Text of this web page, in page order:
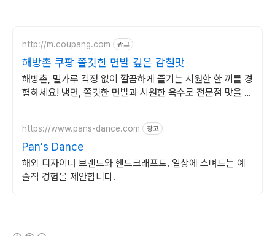
http://m.coupang.com 광고
해방촌 쿠팡 쫄깃한 면발 깊은 감칠맛
해방촌, 밀가루 걱정 없이 깔끔하게 즐기는 시원한 한 끼를 경
험하세요! 냉면, 쫄깃한 면발과 시원한 육수로 전문점 맛을 그
https://www.pans-dance.com 광고
Pan's Dance
해외 디자이너 브랜드와 핸드크래프트. 일상에 스며드는 예
술적 경험을 제안합니다.